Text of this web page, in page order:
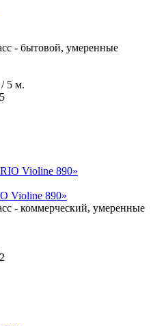
- бытовой, умеренные
5 м.
Violine 890»
- коммерческий, умеренные